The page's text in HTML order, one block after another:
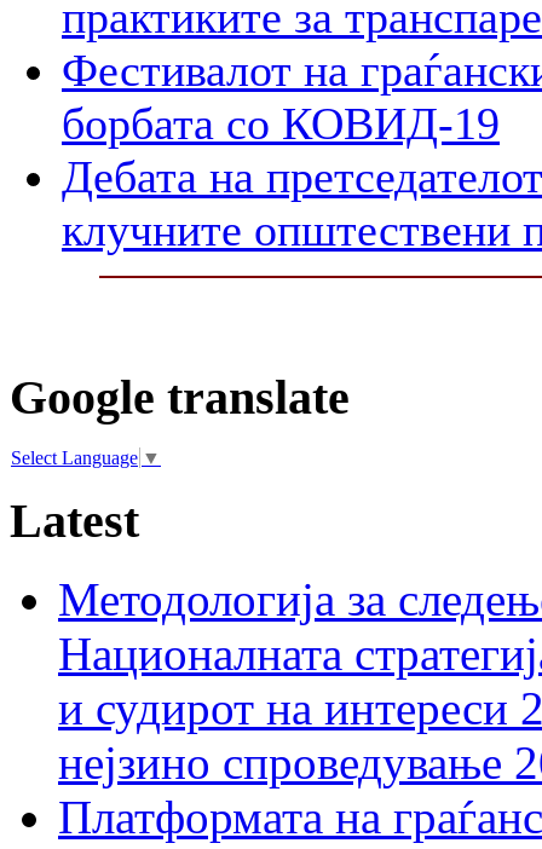
практиките за
Фестивалот на
борбата со КОВИД-19
Дебата на
клучните општествени
Google translate
Select Language ▼
Latest
Методологија за
Националната
и судирот на интереси
нејзино спроведување
Платформата на